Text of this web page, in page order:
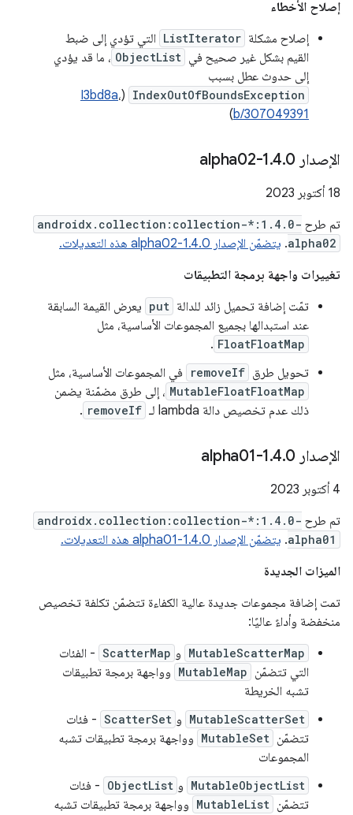
إصلاح الأخطاء
إصلاح مشكلة ListIterator التي تؤدي إلى ضبط
القيم بشكل غير صحيح في ObjectList ، ما قد يؤدي
إلى حدوث عطل بسبب
IndexOutOfBoundsException
(
I3bd8a،
b/307049391
)
الإصدار 1 .4.0-alpha02
‫18 أكتوبر 2023
تم طرح androidx.collection:collection-*:1.4.0-
alpha02
. يتضمّن الإصدار 1.4.0-alpha02 هذه التعديلات.
تغييرات واجهة برمجة التطبيقات
تمّت إضافة تحميل زائد للدالة put يعرض القيمة السابقة
عند استبدالها بجميع المجموعات الأساسية، مثل
FloatFloatMap
.
تحويل طرق removeIf في المجموعات الأساسية، مثل
MutableFloatFloatMap ، إلى طرق مضمّنة يضمن
ذلك عدم تخصيص دالة lambda لـ
removeIf
.
الإصدار 1 .4.0-alpha01
‫4 أكتوبر 2023
تم طرح androidx.collection:collection-*:1.4.0-
alpha01
. يتضمّن الإصدار 1.4.0-alpha01 هذه التعديلات.
الميزات الجديدة
تمت إضافة مجموعات جديدة عالية الكفاءة تتضمّن تكلفة تخصيص
منخفضة وأداءً عاليًا:
MutableScatterMap و ScatterMap - الفئات
التي تتضمّن MutableMap وواجهة برمجة تطبيقات
تشبه الخريطة
MutableScatterSet و ScatterSet - فئات
تتضمّن MutableSet وواجهة برمجة تطبيقات تشبه
المجموعات
MutableObjectList و ObjectList - فئات
تتضمّن MutableList وواجهة برمجة تطبيقات تشبه